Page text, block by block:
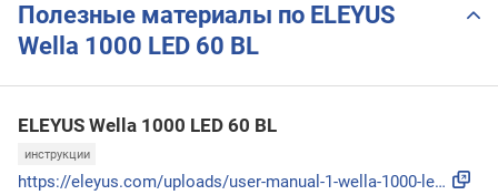
Полезные материалы по ELEYUS
Wella 1000 LED 60 BL
ELEYUS Wella 1000 LED 60 BL
инструкции
https://eleyus.com/uploads/user-manual-1-wella-1000-led.pdf